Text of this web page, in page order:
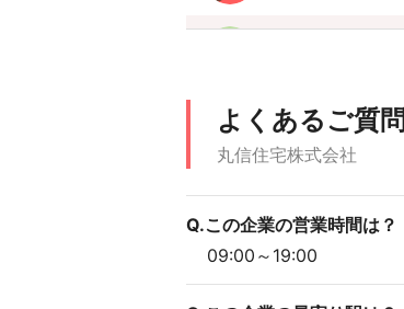
大阪府吹田市
三重県志摩市
よくあるご質問
丸信住宅株式会社
Q.この企業の営業時間は？
09:00～19:00